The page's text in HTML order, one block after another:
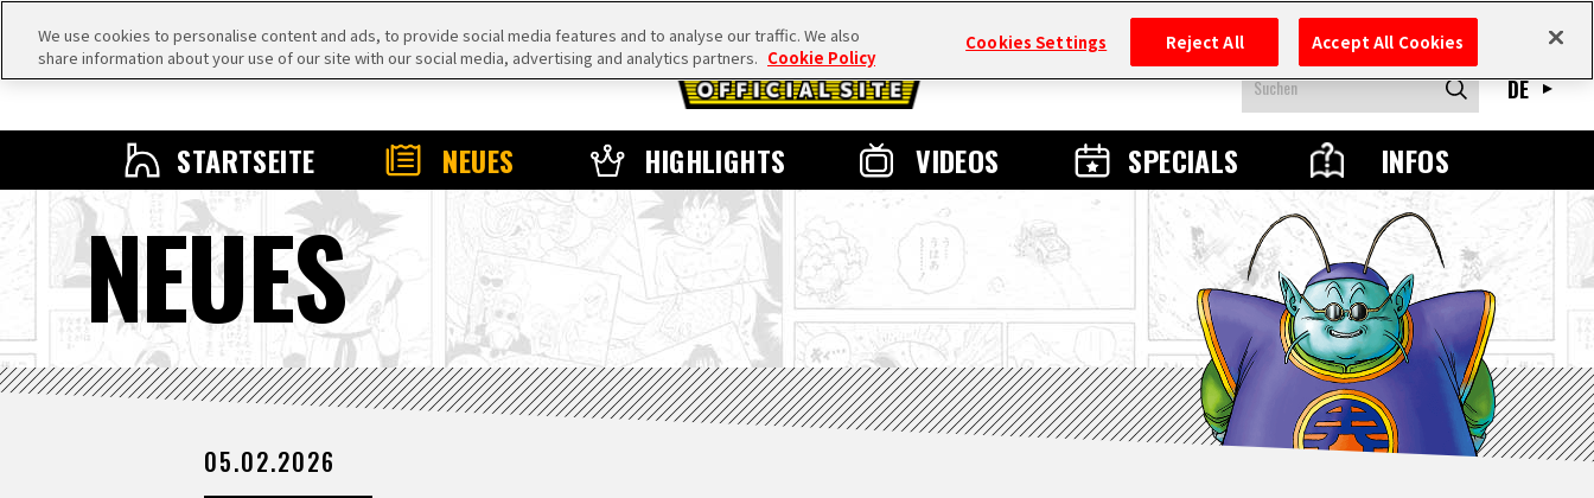
STARTSEITE NEUES HIGHLIGHTS VIDEOS SPECIALS INFOS
DE
NEUES
05.02.2026
We use cookies to personalise content and ads, to provide social media features and to analyse our traffic. We also
share information about your use of our site with our social media, advertising and analytics partners. Cookie Policy
Cookies Settings Reject All Accept All Cookies